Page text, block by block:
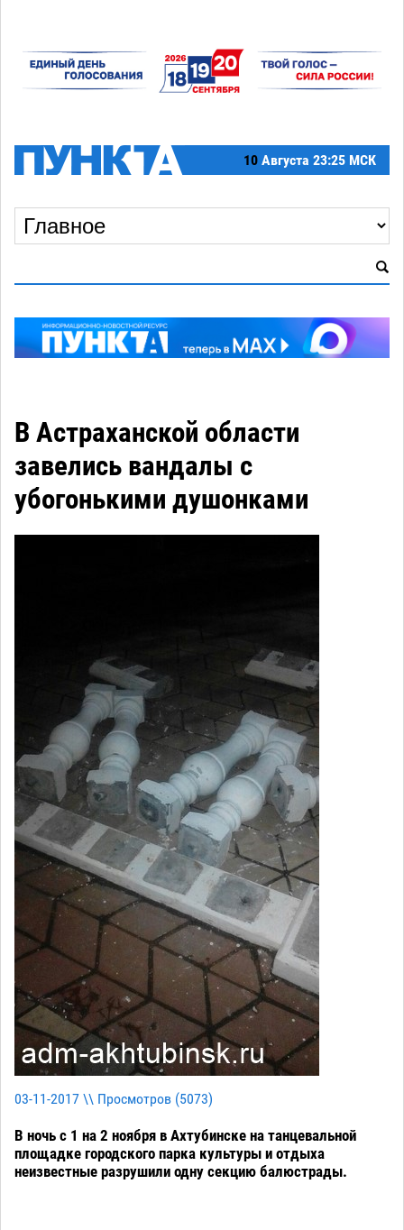
10 Августа 23:25 МСК
В Астраханской области
завелись вандалы с
убогонькими душонками
03-11-2017 \\ Просмотров (5073)
В ночь с 1 на 2 ноября в Ахтубинске на танцевальной
площадке городского парка культуры и отдыха
неизвестные разрушили одну секцию балюстрады.